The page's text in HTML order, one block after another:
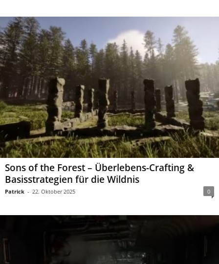
Sons of the Forest – Überlebens-Crafting &
Basisstrategien für die Wildnis
Patrick - 22. Oktober 2025 0